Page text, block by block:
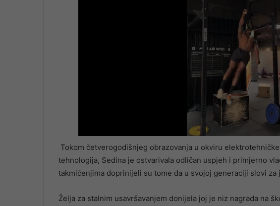
Tokom četverogodišnjeg obrazovanja u okviru
tehnologija, Sedina je ostvarivala odličan uspjeh i primjerno
takmičenjima doprinijeli su tome da u svojoj generaciji slovi
Želja za stalnim usavršavanjem donijela joj je niz nagrada na